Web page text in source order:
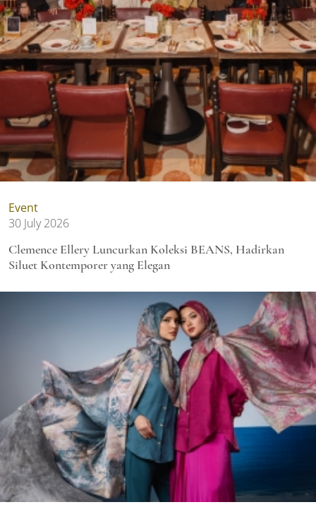
Event
30 July 2026
Clemence Ellery Luncurkan Koleksi BEANS, Hadirkan
Siluet Kontemporer yang Elegan